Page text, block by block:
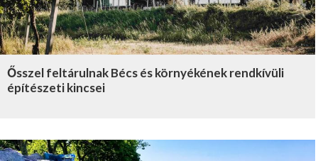
Ősszel feltárulnak Bécs és környékének rendkívüli
építészeti kincsei